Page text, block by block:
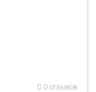
0 отзывов